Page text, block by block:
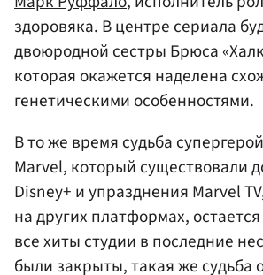
здоровяка. В центре сериала
двоюродной сестры Брюса
которая окажется наделена
генетическими особенностями.
В то же время судьба
Marvel, который существовали
Disney+ и упразднения Marvel
на других платформах,
все хиты студии в последние
были закрыты, такая же судьба